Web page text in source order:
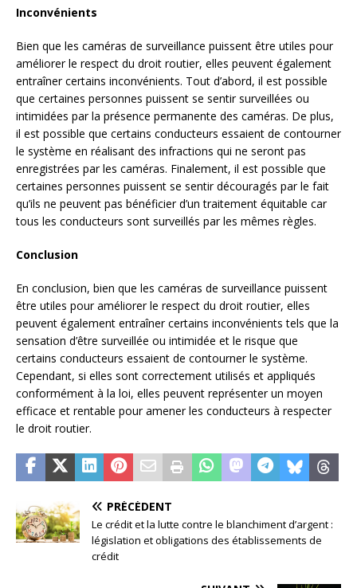
Inconvénients
Bien que les caméras de surveillance puissent être utiles pour
améliorer le respect du droit routier, elles peuvent également
entraîner certains inconvénients. Tout d’abord, il est possible
que certaines personnes puissent se sentir surveillées ou
intimidées par la présence permanente des caméras. De plus,
il est possible que certains conducteurs essaient de contourner
le système en réalisant des infractions qui ne seront pas
enregistrées par les caméras. Finalement, il est possible que
certaines personnes puissent se sentir découragés par le fait
qu’ils ne peuvent pas bénéficier d’un traitement équitable car
tous les conducteurs sont surveillés par les mêmes règles.
Conclusion
En conclusion, bien que les caméras de surveillance puissent
être utiles pour améliorer le respect du droit routier, elles
peuvent également entraîner certains inconvénients tels que la
sensation d’être surveillée ou intimidée et le risque que
certains conducteurs essaient de contourner le système.
Cependant, si elles sont correctement utilisés et appliqués
conformément à la loi, elles peuvent représenter un moyen
efficace et rentable pour amener les conducteurs à respecter
le droit routier.
PRÉCÉDENT
Le crédit et la lutte contre le blanchiment d’argent :
législation et obligations des établissements de
crédit